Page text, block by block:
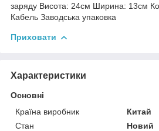
заряду Висота: 24см Ширина: 13см
Кабель Заводська упаковка
Приховати
Характеристики
Основні
Країна виробник
Китай
Стан
Новий